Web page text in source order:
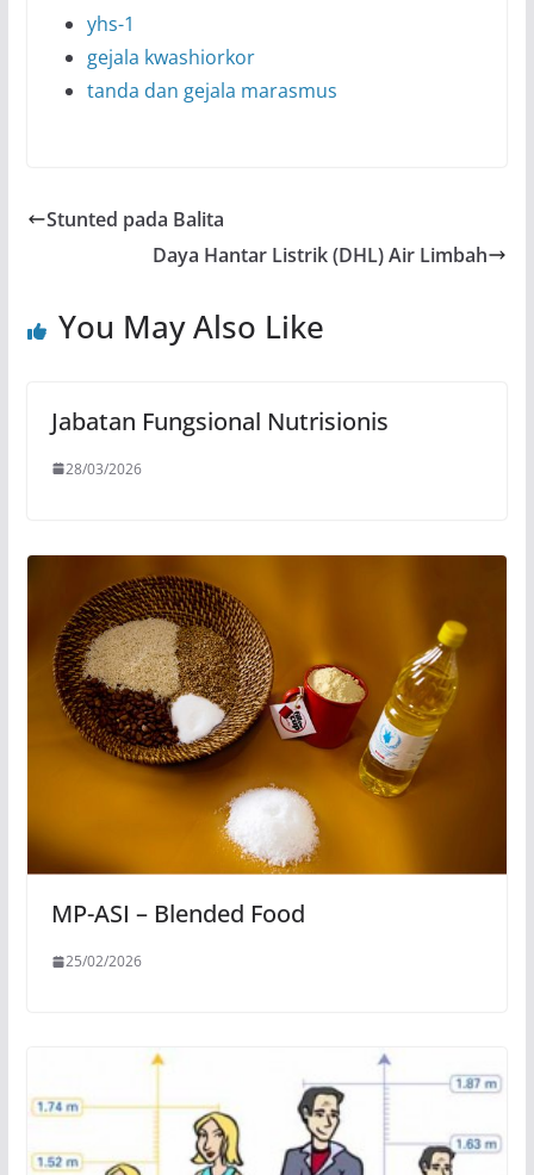
yhs-1
gejala kwashiorkor
tanda dan gejala marasmus
Stunted pada Balita
Daya Hantar Listrik (DHL) Air Limbah
You May Also Like
Jabatan Fungsional Nutrisionis
28/03/2026
MP-ASI – Blended Food
25/02/2026